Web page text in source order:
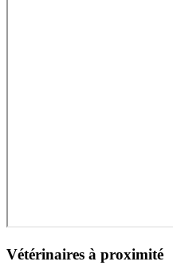
Vétérinaires à proximité